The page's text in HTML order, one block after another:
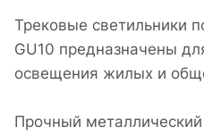
Трековые светильники
GU10 предназначены
освещения жилых и
Прочный